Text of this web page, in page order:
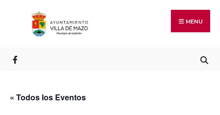
MENU
« Todos los Eventos